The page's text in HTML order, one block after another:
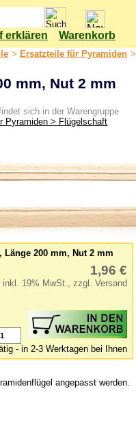
erklären Warenkorb
> Ersatzteile für Pyramiden >
mm, Nut 2 mm
sich in der Warengruppe
Pyramiden > Flügelschaft
Länge 200 mm, Nut 2 mm
1,96 €
inkl. 19% MwSt., zzgl. Versand
- in 2-3 Werktagen bei Ihnen
angepasst werden.